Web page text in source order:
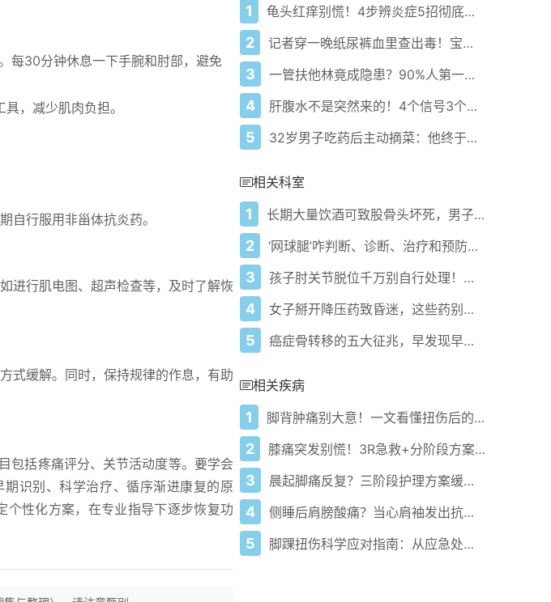
每30分钟休息一下手腕和肘部，避免
，减少肌肉负担。
自行服用非甾体抗炎药。
进行肌电图、超声检查等，及时了解恢
式缓解。同时，保持规律的作息，有助
包括疼痛评分、关节活动度等。要学会
识别、科学治疗、循序渐进康复的原
个性化方案，在专业指导下逐步恢复功
1 龟头红痒别慌！4步辨炎症5招彻底防复发
2 记者穿一晚纸尿裤血里查出毒！宝宝血液浓度竟是成人的5倍？
3 一管扶他林竟成隐患？90%人第一步就错了！
4 肝腹水不是突然来的！4个信号3个管理要点别等肚子鼓起来
5 32岁男子吃药后主动摘菜：他终于活过来了？
相关科室
1 长期大量饮酒可致股骨头坏死，男子案例警示
2 ‘网球腿’咋判断、诊断、治疗和预防？一文讲清！
3 孩子肘关节脱位千万别自行处理！正确方法快了解！
4 女子掰开降压药致昏迷，这些药别乱掰开吃
5 癌症骨转移的五大征兆，早发现早治疗
相关疾病
1 脚背肿痛别大意！一文看懂扭伤后的科学应对
2 膝痛突发别慌！3R急救+分阶段方案防复发
3 晨起脚痛反复？三阶段护理方案缓解足底筋膜炎
4 侧睡后肩膀酸痛？当心肩袖发出抗议信号！
5 脚踝扭伤科学应对指南：从应急处理到康复训练